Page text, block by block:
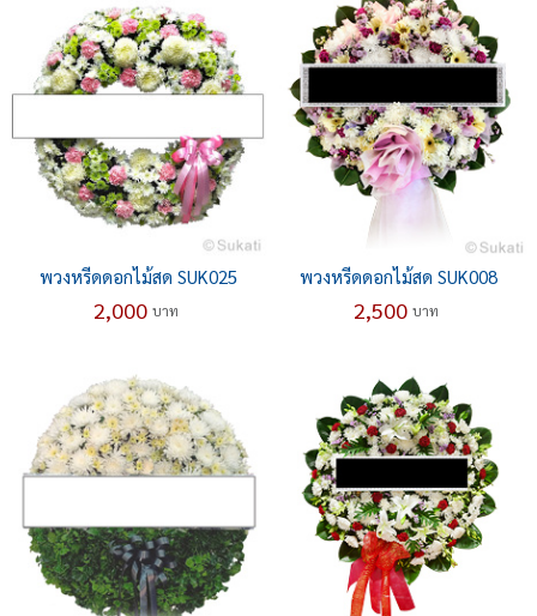
พวงหรีดดอกไม้สด SUK025
2,000 บาท
พวงหรีดดอกไม้สด SUK008
2,500 บาท